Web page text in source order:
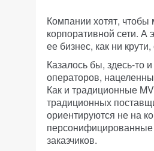
Компании хотят,
корпоративной сети. А
ее бизнес, как ни
Казалось бы, здесь-то
операторов,
Как и традиционные
традиционных
ориентируются не на
персонифицированные
заказчиков.